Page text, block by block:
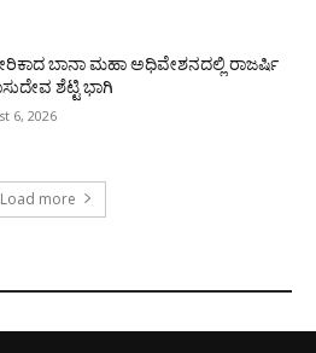
ಬಾನಾ ಮಹಾ ಅಧಿವೇಶನದಲ್ಲಿ ರಾಜರ್ಷಿ
ಶೆಟ್ಟಿ ಭಾಗಿ
6, 2026
Load more